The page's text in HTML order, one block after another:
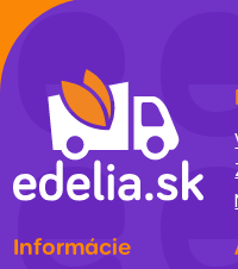
Informácie